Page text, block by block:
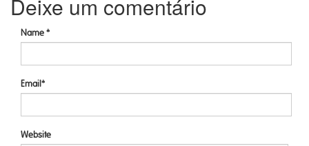
Deixe um comentário
Name *
Email*
Website